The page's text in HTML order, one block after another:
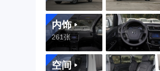
内饰
261张
空间